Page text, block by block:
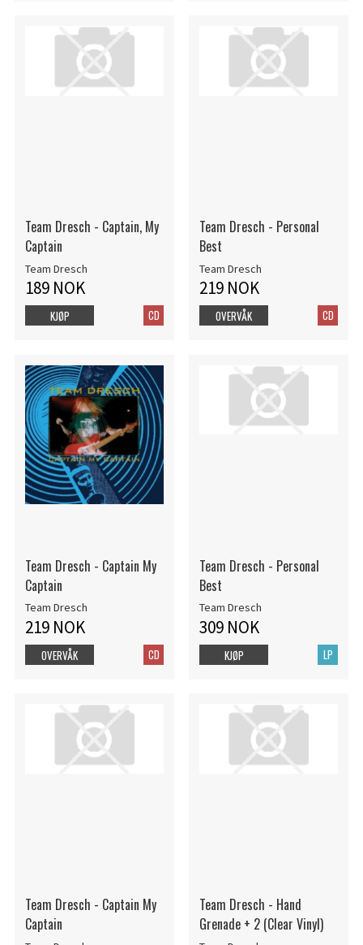
Team Dresch - Captain, My
Captain
Team Dresch
189 NOK
CD
KJØP
Team Dresch - Personal
Best
Team Dresch
219 NOK
CD
OVERVÅK
Team Dresch - Captain My
Captain
Team Dresch
219 NOK
CD
OVERVÅK
Team Dresch - Personal
Best
Team Dresch
309 NOK
LP
KJØP
Team Dresch - Captain My
Captain
Team Dresch - Hand
Grenade + 2 (Clear Vinyl)